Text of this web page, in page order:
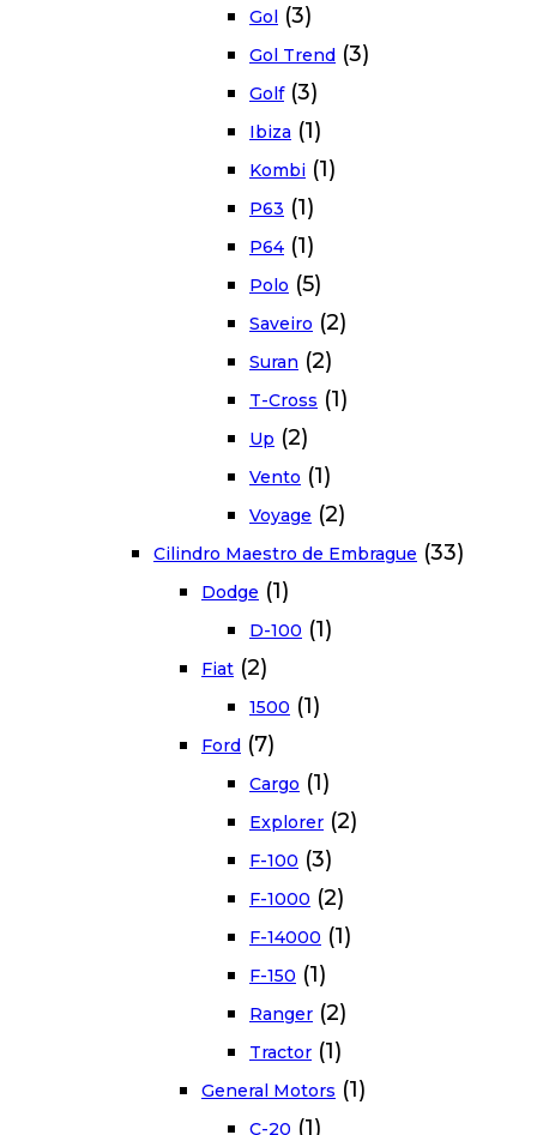
Gol (3)
Gol Trend (3)
Golf (3)
Ibiza (1)
Kombi (1)
P63 (1)
P64 (1)
Polo (5)
Saveiro (2)
Suran (2)
T-Cross (1)
Up (2)
Vento (1)
Voyage (2)
Cilindro Maestro de Embrague (33)
Dodge (1)
D-100 (1)
Fiat (2)
1500 (1)
Ford (7)
Cargo (1)
Explorer (2)
F-100 (3)
F-1000 (2)
F-14000 (1)
F-150 (1)
Ranger (2)
Tractor (1)
General Motors (1)
C-20 (1)